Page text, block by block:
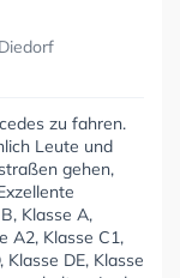
zu fahren.
Leute und
gehen,
Klasse A,
A2, Klasse C1,
Klasse DE, Klasse